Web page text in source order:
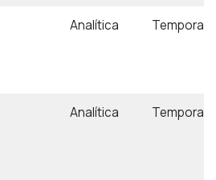
Analítica Temporal
Analítica Temporal